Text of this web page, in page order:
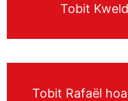
Tobit
Tobit Rafaël